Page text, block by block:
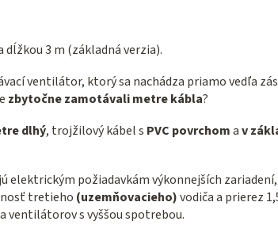
dĺžkou 3 m (základná verzia).
ventilátor, ktorý sa nachádza priamo vedľa
zbytočne zamotávali metre kábla?
dlhý, trojžilový kábel s PVC povrchomav
elektrickým požiadavkám výkonnejších
tretieho (uzemňovacieho)vodiča a prierez
ventilátorov s vyššou spotrebou.